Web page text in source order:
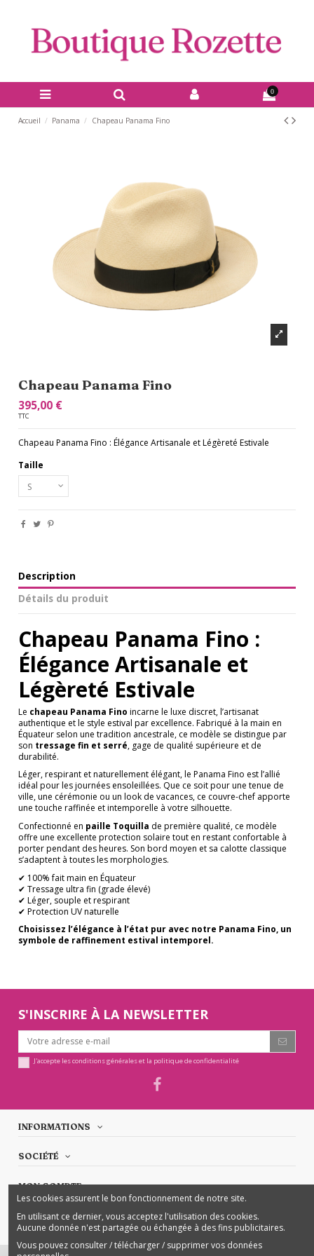
0
Accueil Panama Chapeau Panama Fino
Chapeau Panama Fino
395,00 €
TTC
Chapeau Panama Fino : Élégance Artisanale et Légèreté Estivale
Taille
Description
Détails du produit
Chapeau Panama Fino :
Élégance Artisanale et
Légèreté Estivale
Le chapeau Panama Fino incarne le luxe discret, l’artisanat
authentique et le style estival par excellence. Fabriqué à la main en
Équateur selon une tradition ancestrale, ce modèle se distingue par
son tressage fin et serré, gage de qualité supérieure et de
durabilité.
Léger, respirant et naturellement élégant, le Panama Fino est l’allié
idéal pour les journées ensoleillées. Que ce soit pour une tenue de
ville, une cérémonie ou un look de vacances, ce couvre-chef apporte
une touche raffinée et intemporelle à votre silhouette.
Confectionné en paille Toquilla de première qualité, ce modèle
offre une excellente protection solaire tout en restant confortable à
porter pendant des heures. Son bord moyen et sa calotte classique
s’adaptent à toutes les morphologies.
✔ 100% fait main en Équateur
✔ Tressage ultra fin (grade élevé)
✔ Léger, souple et respirant
✔ Protection UV naturelle
Choisissez l’élégance à l’état pur avec notre Panama Fino, un
symbole de raffinement estival intemporel.
S'INSCRIRE À LA NEWSLETTER
J'accepte les conditions générales et la politique de confidentialité
INFORMATIONS
SOCIÉTÉ
MON COMPTE
NOUS CONTACTER
Les cookies assurent le bon fonctionnement de notre site.
En utilisant ce dernier, vous acceptez l'utilisation des cookies.
Aucune donnée n'est partagée ou échangée à des fins publicitaires.
Vous pouvez consulter / télécharger / supprimer vos données